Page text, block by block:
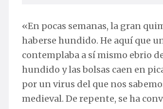
«En pocas semanas, la gran
haberse hundido. He aquí que
contemplaba a sí mismo ebrio
hundido y las bolsas caen en
por un virus del que nos
medieval. De repente, se ha